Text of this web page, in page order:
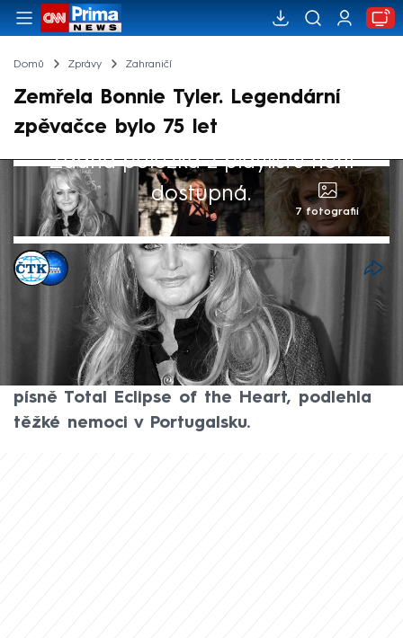
Domů Zprávy Zahraničí
Zemřela Bonnie Tyler. Legendární
zpěvačce bylo 75 let
Žádná položka z playlistu není
dostupná.
7 fotografií
ČTK
Michael Cardal
9. čvc 2026, 11:18
Ve věku pětasedmdesáti let zemřela
velšská zpěvačka Bonnie Tyler. Legendární
muzikantka a autorka mnoha hitů, zejména
písně Total Eclipse of the Heart, podlehla
těžké nemoci v Portugalsku.